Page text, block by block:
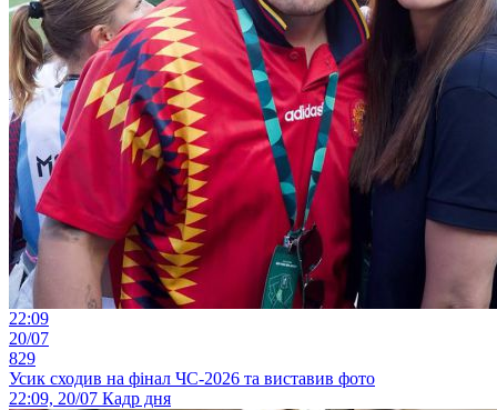
22:09
20/07
829
Усик сходив на фінал ЧС-2026 та виставив фото
22:09, 20/07 Кадр дня